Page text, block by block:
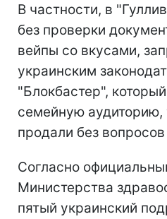
В частности, в
без проверки
вейпы со вкусами,
украинским
"Блокбастер",
семейную аудиторию,
продали без
Согласно
Министерства
пятый украинский